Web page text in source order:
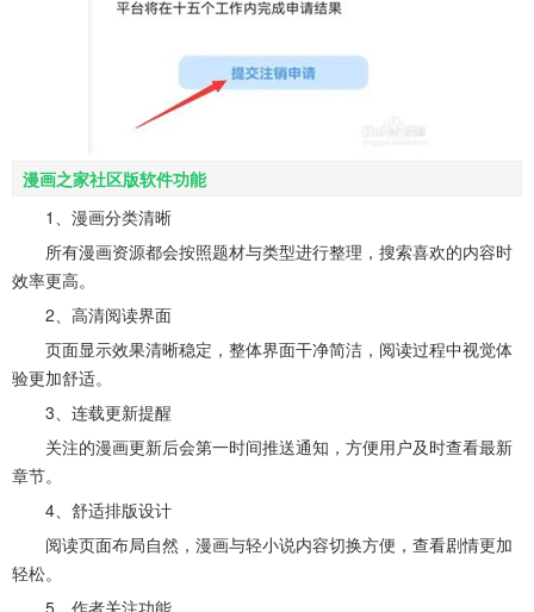
漫画之家社区版软件功能
1、漫画分类清晰
所有漫画资源都会按照题材与类型进行整理，搜索喜欢的内容时
效率更高。
2、高清阅读界面
页面显示效果清晰稳定，整体界面干净简洁，阅读过程中视觉体
验更加舒适。
3、连载更新提醒
关注的漫画更新后会第一时间推送通知，方便用户及时查看最新
章节。
4、舒适排版设计
阅读页面布局自然，漫画与轻小说内容切换方便，查看剧情更加
轻松。